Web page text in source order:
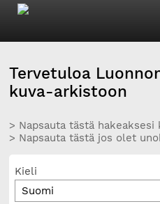
Tervetuloa
kuva-arkistoon
> Napsauta tästä hakeaksesi
> Napsauta tästä jos olet
Kieli